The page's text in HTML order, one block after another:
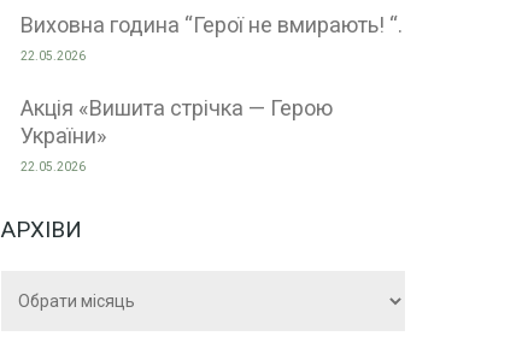
Виховна година “Герої не вмирають! “.
22.05.2026
Акція «Вишита стрічка — Герою
України»
22.05.2026
АРХІВИ